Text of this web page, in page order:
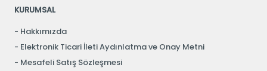
KURUMSAL
Hakkımızda
Elektronik Ticari İleti Aydınlatma ve Onay Metni
Mesafeli Satış Sözleşmesi